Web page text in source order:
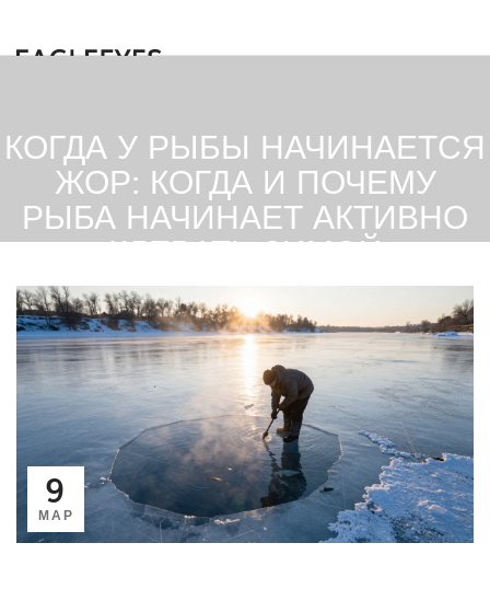
КОГДА У РЫБЫ НАЧИНАЕТСЯ
ЖОР: КОГДА И ПОЧЕМУ
РЫБА НАЧИНАЕТ АКТИВНО
КЛЕВАТЬ ЗИМОЙ
9
МАР